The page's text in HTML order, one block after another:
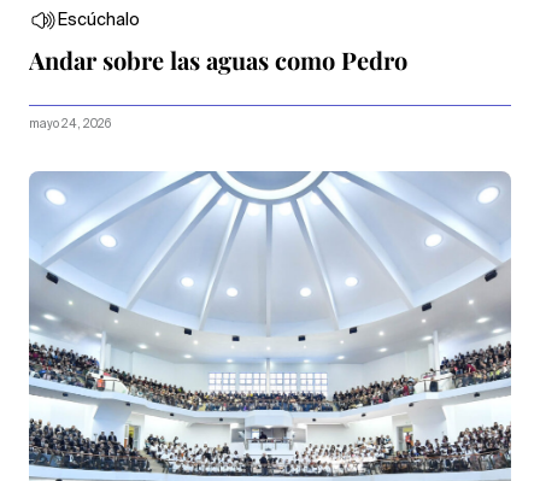
Escúchalo
Andar sobre las aguas como Pedro
mayo 24, 2026